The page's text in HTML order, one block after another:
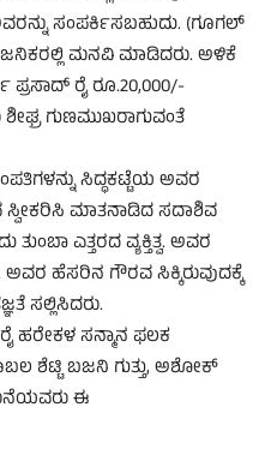
ಸಂಪರ್ಕಿಸಬಹುದು. (ಗೂಗಲ್
ಮನವಿ ಮಾಡಿದರು. ಅಳಿಕೆ
ಪ್ರಸಾದ್ ರೈ ರೂ.20,000/-
ಗುಣಮುಖರಾಗುವಂತೆ
ಸಿದ್ಧಕಟ್ಟೆಯ ಅವರ
ಮಾತನಾಡಿದ ಸದಾಶಿವ
ಎತ್ತರದ ವ್ಯಕ್ತಿತ್ವ. ಅವರ
ಹೆಸರಿನ ಗೌರವ ಸಿಕ್ಕಿರುವುದಕ್ಕೆ
ಸಲ್ಲಿಸಿದರು.
ಹರೇಕಳ ಸನ್ಮಾನ ಫಲಕ
ಶೆಟ್ಟಿ ಬಜನಿ ಗುತ್ತು, ಅಶೋಕ್
ಈ